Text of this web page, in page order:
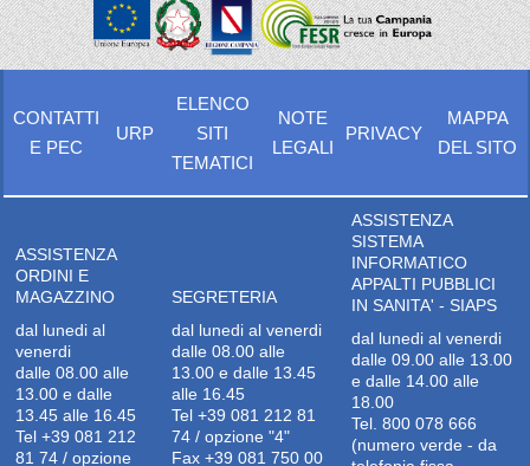
CONTATTI
E PEC
URP
ELENCO
SITI
TEMATICI
NOTE
LEGALI
PRIVACY
MAPPA
DEL SITO
ASSISTENZA
ORDINI E
MAGAZZINO
dal lunedi al
venerdi
dalle 08.00 alle
13.00 e dalle
13.45 alle 16.45
Tel +39 081 212
81 74 / opzione
SEGRETERIA
dal lunedi al venerdi
dalle 08.00 alle
13.00 e dalle 13.45
alle 16.45
Tel +39 081 212 81
74 / opzione "4"
Fax +39 081 750 00
ASSISTENZA
SISTEMA
INFORMATICO
APPALTI PUBBLICI
IN SANITA' - SIAPS
dal lunedi al venerdi
dalle 09.00 alle 13.00
e dalle 14.00 alle
18.00
Tel. 800 078 666
(numero verde - da